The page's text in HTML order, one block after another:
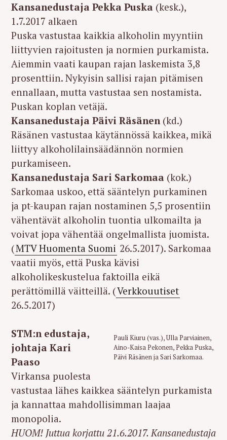
Kansanedustaja Pekka Puska (kesk.),
1.7.2017 alkaen
Puska vastustaa kaikkia alkoholin myyntiin
liittyvien rajoitusten ja normien purkamista.
Aiemmin vaati kaupan rajan laskemista 3,8
prosenttiin. Nykyisin sallisi rajan pitämisen
ennallaan, mutta vastustaa sen nostamista.
Puskan koplan vetäjä.
Kansanedustaja Päivi Räsänen(kd.)
Räsänen vastustaa käytännössä kaikkea, mikä
liittyy alkoholilainsäädännön normien
purkamiseen.
Kansanedustaja Sari Sarkomaa (kok.)
Sarkomaa uskoo, että sääntelyn purkaminen
ja pt-kaupan rajan nostaminen 5,5 prosentiin
vähentävät alkoholin tuontia ulkomailta ja
voivat jopa vähentää ongelmallista juomista.
(MTV Huomenta Suomi 26.5.2017). Sarkomaa
vaatii myös, että Puska kävisi
alkoholikeskustelua faktoilla eikä
perättömillä väitteillä. (Verkkouutiset
26.5.2017)
Pauli Kiuru (vas.), Ulla Parviainen,
Aino-Kaisa Pekonen, Pekka Puska,
Päivi Räsänen ja Sari Sarkomaa.
STM:n edustaja,
johtaja Kari
Paaso
Virkansa puolesta
vastustaa lähes kaikkea sääntelyn purkamista
ja kannattaa mahdollisimman laajaa
monopolia.
HUOM! Juttua korjattu 21.6.2017. Kansanedustaja